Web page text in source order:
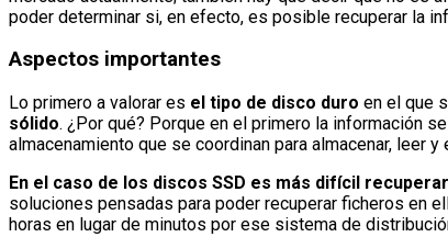
poder determinar si, en efecto, es posible recuperar la
Aspectos importantes
Lo primero a valorar es el tipo de disco duro en el que
sólido. ¿Por qué? Porque en el primero la información
almacenamiento que se coordinan para almacenar, leer
En el caso de los discos SSD es más difícil
soluciones pensadas para poder recuperar ficheros en
horas en lugar de minutos por ese sistema de